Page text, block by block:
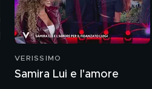
VERISSIMO
Samira Lui e l'amore